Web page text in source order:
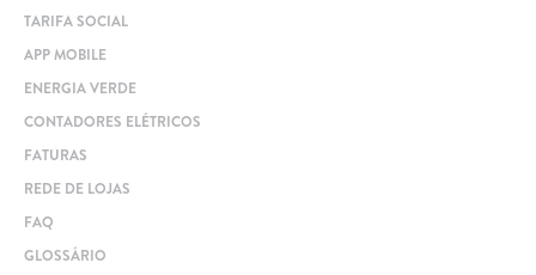
TARIFA SOCIAL
APP MOBILE
ENERGIA VERDE
CONTADORES ELÉTRICOS
FATURAS
REDE DE LOJAS
FAQ
GLOSSÁRIO